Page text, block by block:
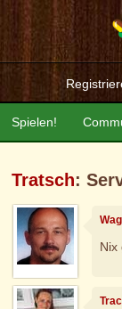
Spielen!
Tratsch:
Nix